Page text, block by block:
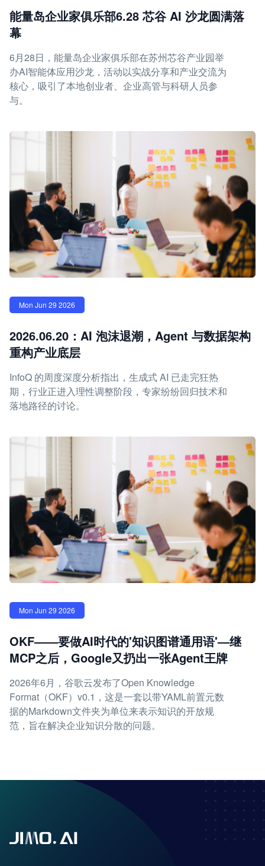
能量岛企业家俱乐部6.28 芯谷 AI 沙龙圆满落
幕
6月28日，能量岛企业家俱乐部在苏州芯谷产业园举
办AI智能体应用沙龙，活动以实战分享和产业交流为
核心，吸引了本地创业者、企业高管与科研人员参
与。
Mon Jun 29 2026
2026.06.20：AI 泡沫退潮，Agent 与数据架构
重构产业底层
InfoQ 的周度深度分析指出，生成式 AI 已走完狂热
期，行业正进入理性调整阶段，专家纷纷回归技术和
落地路径的讨论。
Mon Jun 29 2026
OKF——要做AI时代的'知识图谱通用语'—继
MCP之后，Google又扔出一张Agent王牌
2026年6月，谷歌云发布了Open Knowledge
Format（OKF）v0.1，这是一套以带YAML前置元数
据的Markdown文件夹为单位来表示知识的开放规
范，旨在解决企业知识分散的问题。